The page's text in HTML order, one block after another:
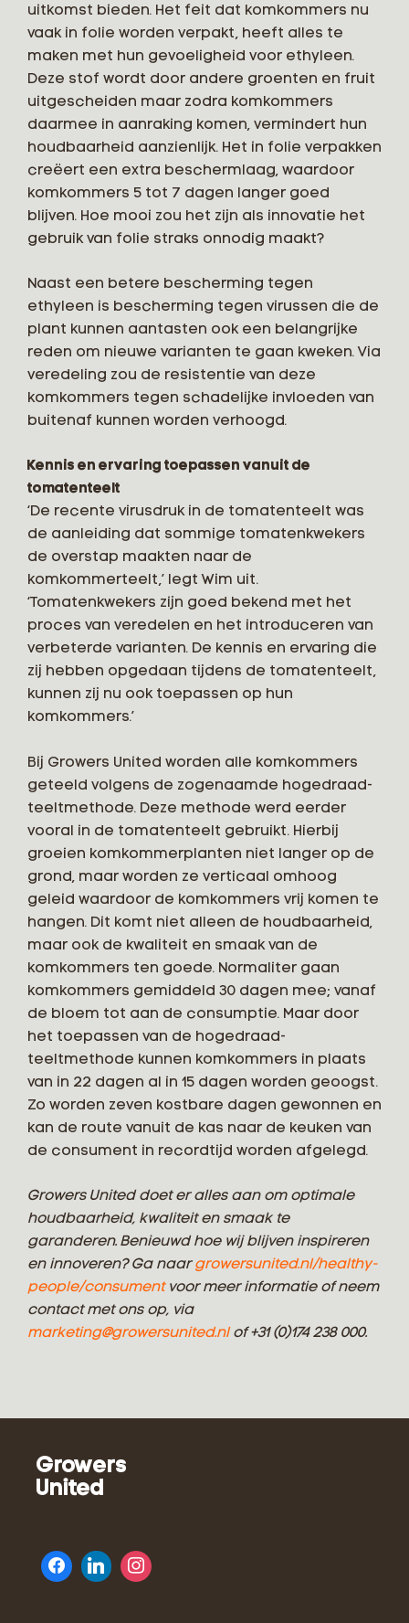
uitkomst bieden. Het feit dat komkommers nu
vaak in folie worden verpakt, heeft alles te
maken met hun gevoeligheid voor ethyleen.
Deze stof wordt door andere groenten en fruit
uitgescheiden maar zodra komkommers
daarmee in aanraking komen, vermindert hun
houdbaarheid aanzienlijk. Het in folie verpakken
creëert een extra beschermlaag, waardoor
komkommers 5 tot 7 dagen langer goed
blijven. Hoe mooi zou het zijn als innovatie het
gebruik van folie straks onnodig maakt?
Naast een betere bescherming tegen
ethyleen is bescherming tegen virussen die de
plant kunnen aantasten ook een belangrijke
reden om nieuwe varianten te gaan kweken. Via
veredeling zou de resistentie van deze
komkommers tegen schadelijke invloeden van
buitenaf kunnen worden verhoogd.
Kennis en ervaring toepassen vanuit de
tomatenteelt
‘De recente virusdruk in de tomatenteelt was
de aanleiding dat sommige tomatenkwekers
de overstap maakten naar de
komkommerteelt,’ legt Wim uit.
‘Tomatenkwekers zijn goed bekend met het
proces van veredelen en het introduceren van
verbeterde varianten. De kennis en ervaring die
zij hebben opgedaan tijdens de tomatenteelt,
kunnen zij nu ook toepassen op hun
komkommers.’
Bij Growers United worden alle komkommers
geteeld volgens de zogenaamde hogedraad-
teeltmethode. Deze methode werd eerder
vooral in de tomatenteelt gebruikt. Hierbij
groeien komkommerplanten niet langer op de
grond, maar worden ze verticaal omhoog
geleid waardoor de komkommers vrij komen te
hangen. Dit komt niet alleen de houdbaarheid,
maar ook de kwaliteit en smaak van de
komkommers ten goede. Normaliter gaan
komkommers gemiddeld 30 dagen mee; vanaf
de bloem tot aan de consumptie. Maar door
het toepassen van de hogedraad-
teeltmethode kunnen komkommers in plaats
van in 22 dagen al in 15 dagen worden geoogst.
Zo worden zeven kostbare dagen gewonnen en
kan de route vanuit de kas naar de keuken van
de consument in recordtijd worden afgelegd.
Growers United doet er alles aan om optimale
houdbaarheid, kwaliteit en smaak te
garanderen. Benieuwd hoe wij blijven inspireren
en innoveren? Ga naargrowersunited.nl/healthy-
people/consumentvoor meer informatie of neem
contact met ons op, via
marketing@growersunited.nlof +31 (0)174 238 000.
Growers
United